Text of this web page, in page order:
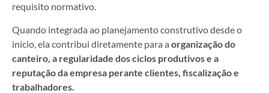
requisito normativo.
Quando integrada ao planejamento construtivo desde o
início, ela contribui diretamente para a organização do
canteiro, a regularidade dos ciclos produtivos e a
reputação da empresa perante clientes, fiscalização e
trabalhadores.